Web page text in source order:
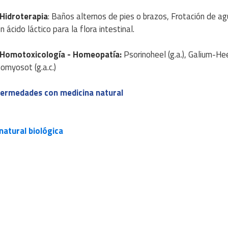
Hidroterapia: Baños alternos de pies o brazos, Frotación de
ácido láctico para la flora intestinal.
Homotoxicología- Homeopatía:Psorinoheel (g.a.), Galium-
(g.a.c.)
con medicina natural
biológica